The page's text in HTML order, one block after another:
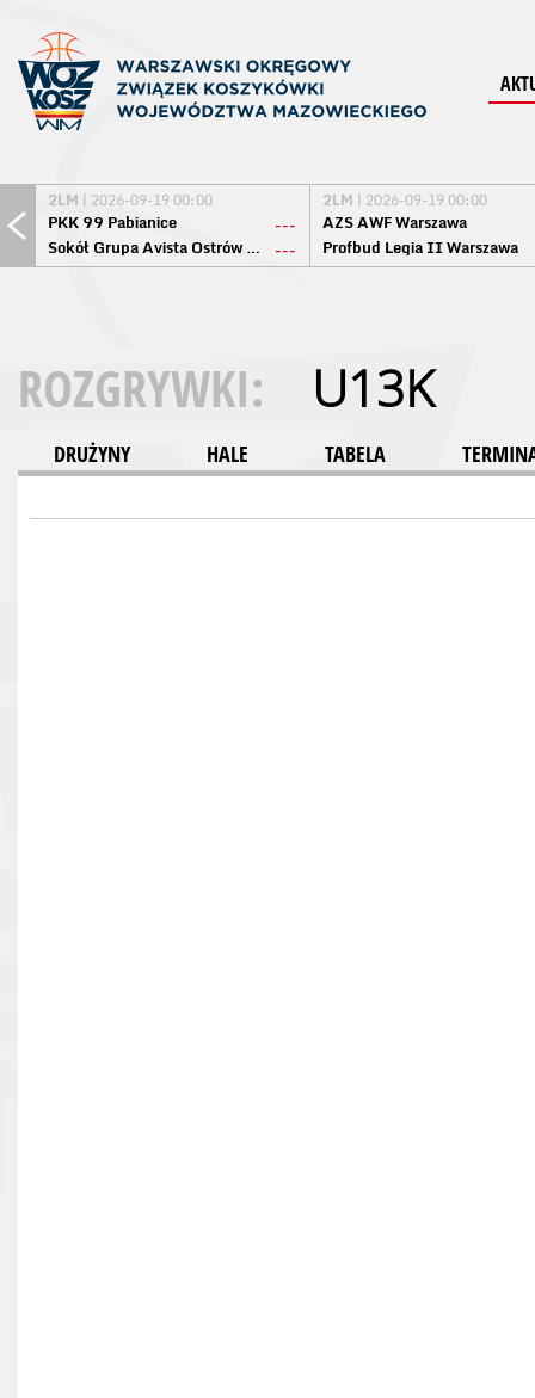
2LM | 2026-09-19 00:00
PKK 99 Pabianice
---
Sokół Grupa Avista Ostrów Maz. ---
2LM | 2026-09-19 00:00
AZS AWF Warszawa
Profbud Legia II Warszawa
ROZGRYWKI: U13K
DRUŻYNY HALE TABELA